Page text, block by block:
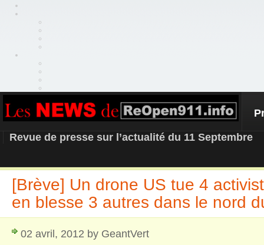
REOPEN911 – NEWS
Revue de presse sur l’actualité du 11 Septembre
[Brève] Un drone US tue 4
en blesse 3 autres dans le nord
02 avril, 2012 by GeantVert